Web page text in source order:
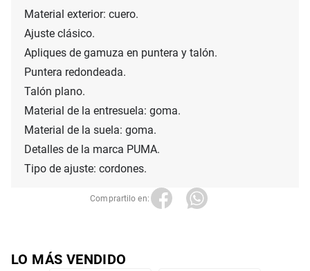
Material exterior: cuero.
Ajuste clásico.
Apliques de gamuza en puntera y talón.
Puntera redondeada.
Talón plano.
Material de la entresuela: goma.
Material de la suela: goma.
Detalles de la marca PUMA.
Tipo de ajuste: cordones.
LO MÁS VENDIDO